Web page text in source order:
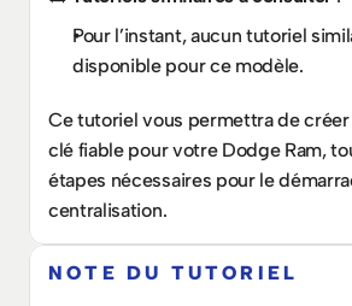
Pour l’instant, aucun tutoriel
disponible pour ce modèle.
Ce tutoriel vous permettra de
clé fiable pour votre Dodge Ram,
étapes nécessaires pour le
centralisation.
NOTE DU TUTORIEL